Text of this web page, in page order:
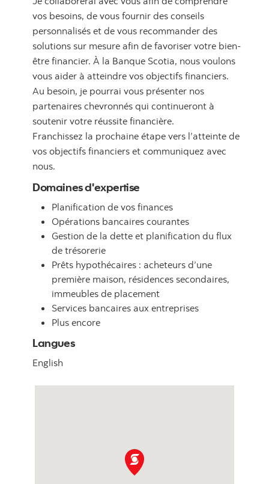
vos besoins, de vous fournir des conseils
personnalisés et de vous recommander des
solutions sur mesure afin de favoriser votre bien-
être financier. À la Banque Scotia, nous voulons
vous aider à atteindre vos objectifs financiers.
Au besoin, je pourrai vous présenter nos
partenaires chevronnés qui continueront à
soutenir votre réussite financière.
Franchissez la prochaine étape vers l’atteinte de
vos objectifs financiers et communiquez avec
nous.
Domaines d'expertise
Planification de vos finances
Opérations bancaires courantes
Gestion de la dette et planification du flux
de trésorerie
Prêts hypothécaires : acheteurs d’une
première maison, résidences secondaires,
immeubles de placement
Services bancaires aux entreprises
Plus encore
Langues
English